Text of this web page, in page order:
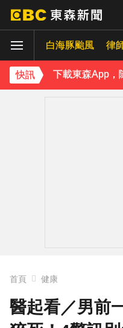
白海豚颱風 律
快訊
下載東森App，
下載東森App，
首頁 健康
醫起看／男前